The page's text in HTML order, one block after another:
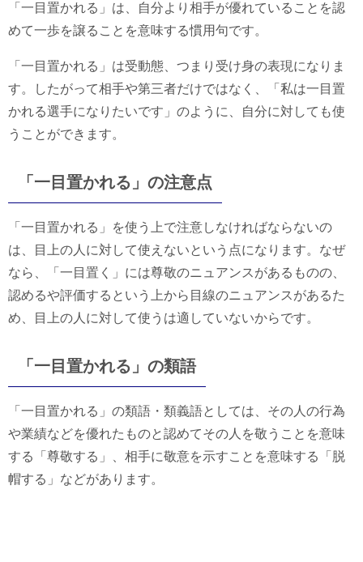
「一目置かれる」は、自分より相手が優れていることを認
めて一歩を譲ることを意味する慣用句です。
「一目置かれる」は受動態、つまり受け身の表現になりま
す。したがって相手や第三者だけではなく、「私は一目置
かれる選手になりたいです」のように、自分に対しても使
うことができます。
「一目置かれる」の注意点
「一目置かれる」を使う上で注意しなければならないの
は、目上の人に対して使えないという点になります。なぜ
なら、「一目置く」には尊敬のニュアンスがあるものの、
認めるや評価するという上から目線のニュアンスがあるた
め、目上の人に対して使うは適していないからです。
「一目置かれる」の類語
「一目置かれる」の類語・類義語としては、その人の行為
や業績などを優れたものと認めてその人を敬うことを意味
する「尊敬する」、相手に敬意を示すことを意味する「脱
帽する」などがあります。